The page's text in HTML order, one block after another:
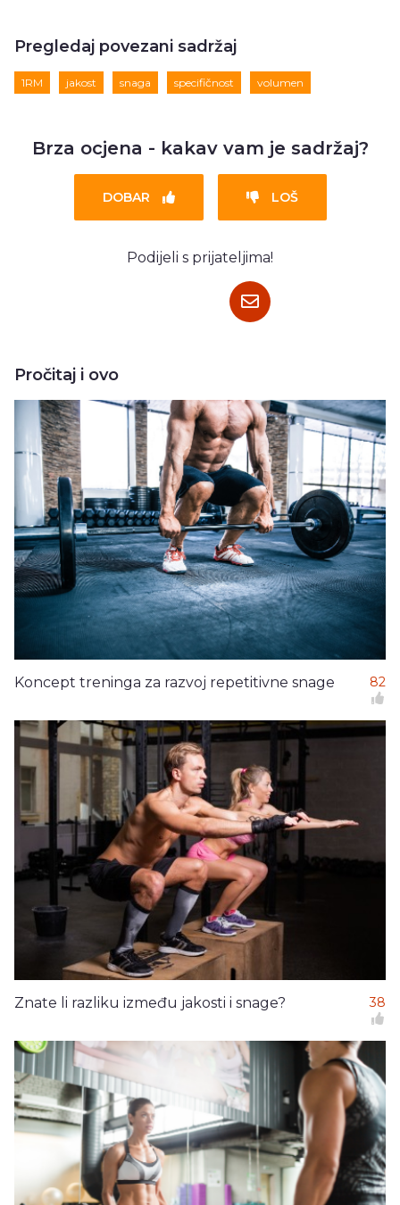
Pregledaj povezani sadržaj
1RM jakost snaga specifičnost volumen
Brza ocjena - kakav vam je sadržaj?
DOBAR LOŠ
Podijeli s prijateljima!
Pročitaj i ovo
Koncept treninga za razvoj repetitivne snage 82
Znate li razliku između jakosti i snage? 38